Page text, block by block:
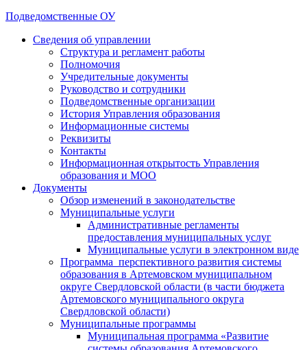
Подведомственные ОУ
Сведения об управлении
Структура и регламент работы
Полномочия
Учредительные документы
Руководство и сотрудники
Подведомственные организации
История Управления образования
Информационные системы
Реквизиты
Контакты
Информационная открытость Управления
образования и МОО
Документы
Обзор изменений в законодательстве
Муниципальные услуги
Административные регламенты
предоставления муниципальных услуг
Муниципальные услуги в электронном виде
Программа перспективного развития системы
образования в Артемовском муниципальном
округе Свердловской области (в части бюджета
Артемовского муниципального округа
Свердловской области)
Муниципальные программы
Муниципальная программа «Развитие